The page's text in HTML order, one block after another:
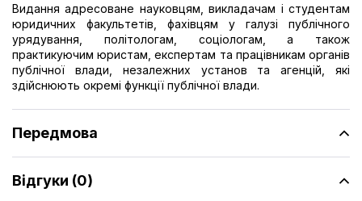
Видання адресоване науковцям, викладачам і студентам
юридичних факультетів, фахівцям у галузі публічного
урядування, політологам, соціологам, а також
практикуючим юристам, експертам та працівникам органів
публічної влади, незалежних установ та агенцій, які
здійснюють окремі функції публічної влади.
Передмова
Відгуки (0)